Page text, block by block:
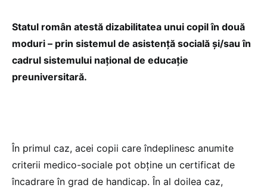
Statul român atestă dizabilitatea unui copil în două
moduri – prin sistemul de asistență socială și/sau în
cadrul sistemului național de educație
preuniversitară.
În primul caz, acei copii care îndeplinesc anumite
criterii medico-sociale pot obține un certificat de
încadrare în grad de handicap. În al doilea caz,